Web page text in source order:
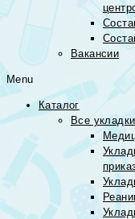
Вакансии
Menu
Каталог
Все укладки